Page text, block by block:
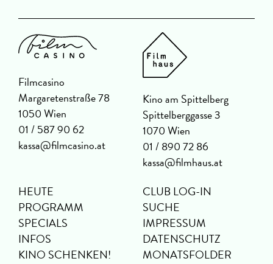
Filmcasino
Margaretenstraße 78
1050 Wien
01 / 587 90 62
kassa@filmcasino.at
Kino am Spittelberg
Spittelberggasse 3
1070 Wien
01 / 890 72 86
kassa@filmhaus.at
HEUTE
PROGRAMM
SPECIALS
INFOS
KINO SCHENKEN!
CLUB LOG-IN
SUCHE
IMPRESSUM
DATENSCHUTZ
MONATSFOLDER